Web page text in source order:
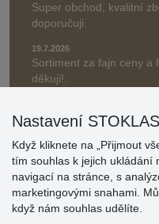
Super obchod, kvalitní
doporučuji.
19.7.2026
Sortiment za fajn ceny a
děkuji!.
» Aktuálně 19084
Nastavení
Když kliknete na „Přijmout
tím souhlas k jejich ukládání
navigací na stránce, s
marketingovými snahami.
když nám souhlas udělíte.